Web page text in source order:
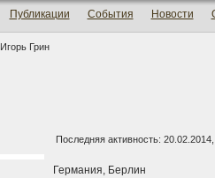
Публикации События Новости
Игорь Грин
Последняя активность:
Германия, Берлин